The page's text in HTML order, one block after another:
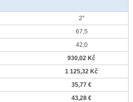
2"
67,5
42,0
930,02 Kč
1 125,32 Kč
35,77 €
43,28 €